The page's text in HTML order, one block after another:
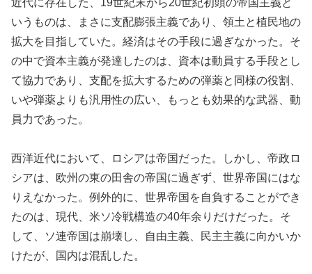
いうものは、まさに支配膨張主義であり、領土と植民地の
拡大を目指していた。経済はその手段に過ぎなかった。そ
の中で資本主義が発達したのは、資本は動員する手段とし
て協力であり、支配を拡大するための弾薬と同様の役割、
いや弾薬よりも汎用性の広い、もっとも効果的な武器、動
員力であった。
西洋近代において、ロシアは帝国だった。しかし、帝政ロ
シアは、欧州の東の田舎の帝国に過ぎず、世界帝国にはな
りえなかった。例外的に、世界帝国を自負することができ
たのは、現代、米ソ冷戦構造の40年余りだけだった。そ
して、ソ連帝国は崩壊し、自由主義、民主主義に向かいか
けたが、国内は混乱した。